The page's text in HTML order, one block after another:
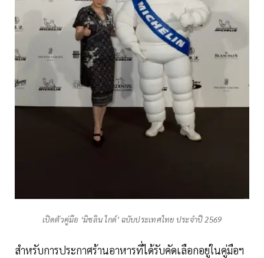
เปิดตัวคู่มือ ‘มิชลิน ไกด์’ ฉบับประเทศไทย ประจำปี 2569
สำหรับการประกาศร้านอาหารที่ได้รับคัดเลือกอยู่ในคู่มือฯ